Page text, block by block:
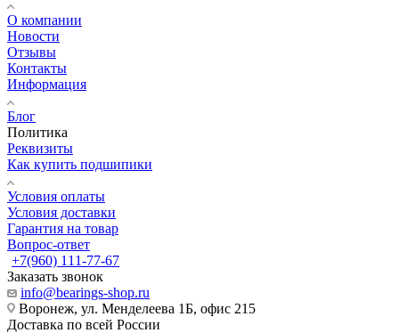
О компании
Новости
Отзывы
Контакты
Информация
Блог
Политика
Реквизиты
Как купить подшипики
Условия оплаты
Условия доставки
Гарантия на товар
Вопрос-ответ
+7(960) 111-77-67
Заказать звонок
info@bearings-shop.ru
Воронеж, ул. Менделеева 1Б, офис 215
Доставка по всей России